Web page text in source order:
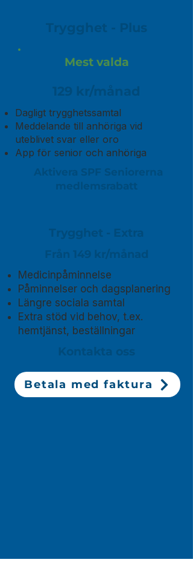
Trygghet - Plus
Mest valda
129 kr/månad
Dagligt trygghetssamtal
Meddelande till anhöriga vid
uteblivet svar eller oro
App för senior och anhöriga
Aktivera SPF Seniorerna
medlemsrabatt
Trygghet - Extra
Från 149 kr/månad
Medicinpåminnelse
Påminnelser och dagsplanering
Längre sociala samtal
Extra stöd vid behov, t.ex.
hemtjänst, beställningar
Kontakta oss
Betala med faktura